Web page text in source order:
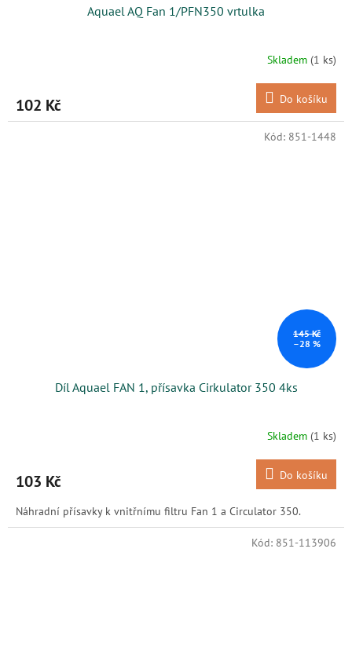
Aquael AQ Fan 1/PFN350 vrtulka
Skladem (1 ks)
102 Kč Do košíku
145 Kč
–28 %
Díl Aquael FAN 1, přísavka Cirkulator 350 4ks
Skladem (1 ks)
103 Kč Do košíku
Náhradní přísavky k vnitřnímu filtru Fan 1 a Circulator 350.
Kód: 851-1448
Kód: 851-113906